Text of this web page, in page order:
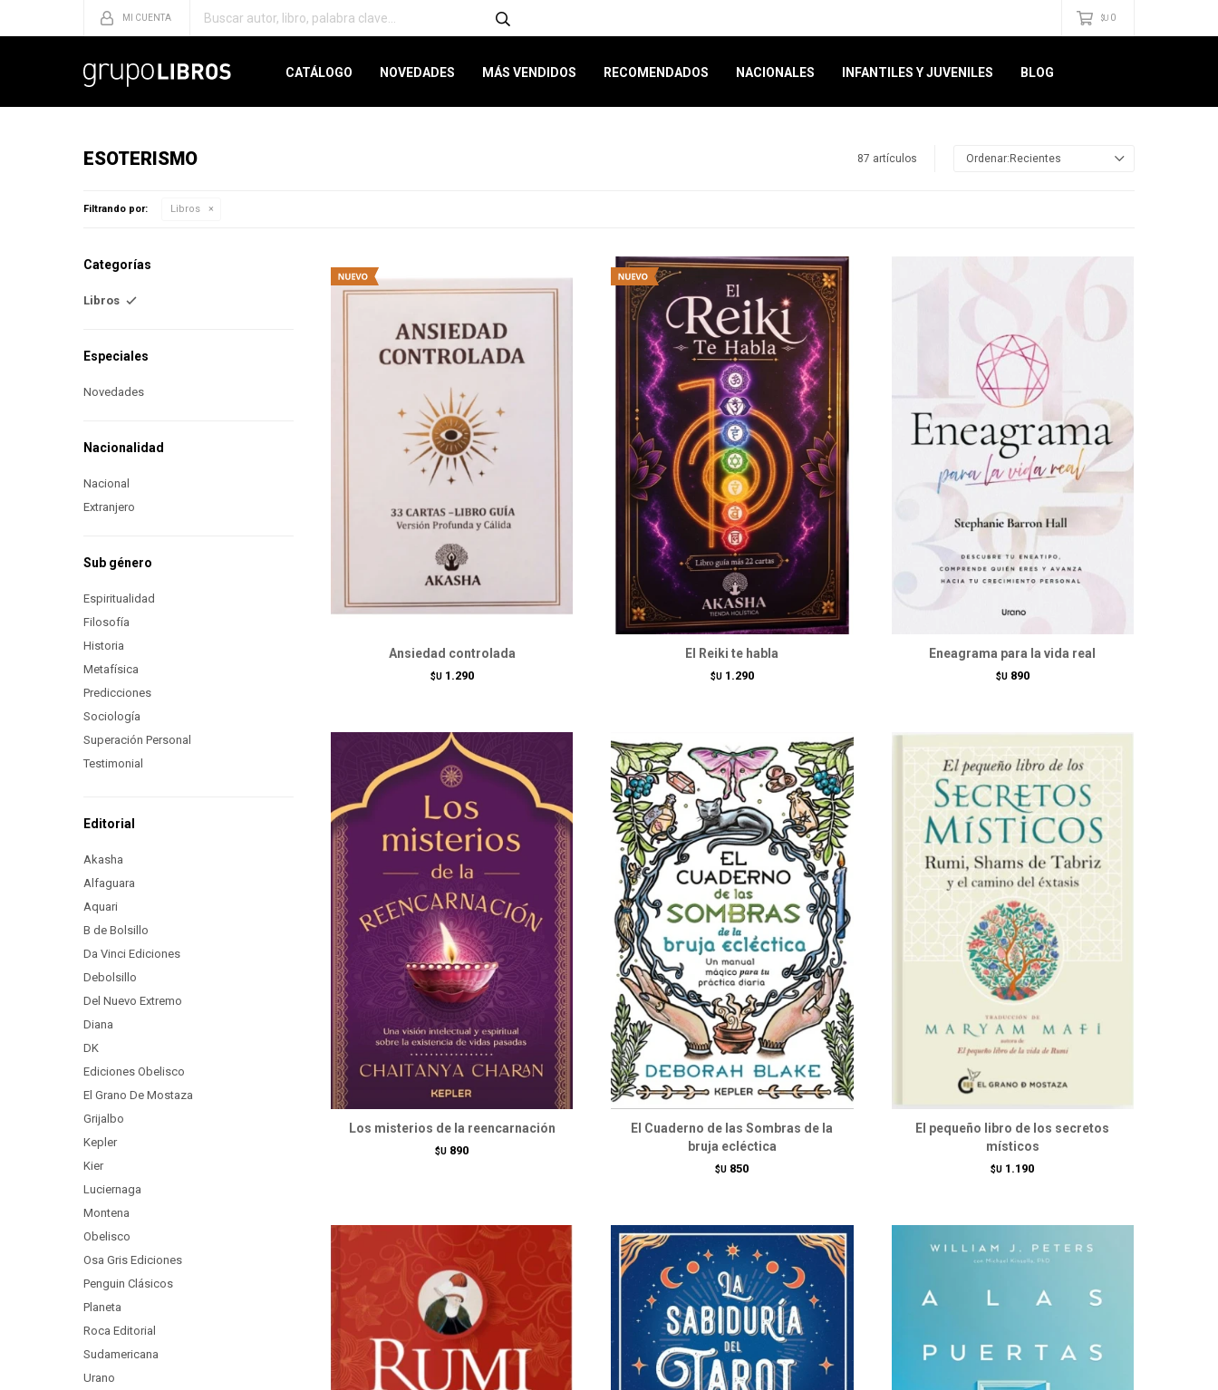
CATÁLOGO NOVEDADES MÁS VENDIDOS RECOMENDADOS NACIONALES INFANTILES Y JUVENILES BLOG
$U 0
ESOTERISMO 87 artículos Recientes
Filtrando por: Libros
Ansiedad controlada
$U 1.290
El Reiki te habla
$U 1.290
Eneagrama para la vida real
$U 890
Los misterios de la reencarnación
$U 890
El Cuaderno de las Sombras de la
bruja ecléctica
$U 850
El pequeño libro de los secretos
místicos
$U 1.190
Categorías
Libros
Especiales
Novedades
Nacionalidad
Nacional
Extranjero
Sub género
Espiritualidad
Filosofía
Historia
Metafísica
Predicciones
Sociología
Superación Personal
Testimonial
Editorial
Akasha
Alfaguara
Aquari
B de Bolsillo
Da Vinci Ediciones
Debolsillo
Del Nuevo Extremo
Diana
DK
Ediciones Obelisco
El Grano De Mostaza
Grijalbo
Kepler
Kier
Luciernaga
Montena
Obelisco
Osa Gris Ediciones
Penguin Clásicos
Planeta
Roca Editorial
Sudamericana
Urano